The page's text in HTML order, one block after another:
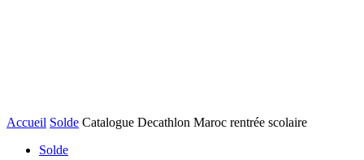
Accueil Solde Catalogue Decathlon Maroc rentrée scolaire
Solde